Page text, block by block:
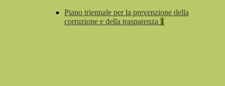
Piano triennale per la prevenzione della
corruzione e della trasparenza 1